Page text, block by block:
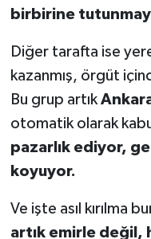
birbirine
Diğer tarafta ise
kazanmış, örgüt
Bu grup artık
otomatik olarak
pazarlık ediyor,
koyuyor.
Ve işte asıl kırılma
artık emirle değil,